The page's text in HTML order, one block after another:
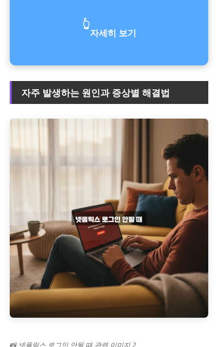
👆
자세히 보기
자주 발생하는 원인과 증상별 해결법
📸 넷플릭스 로그인 안될 때 관련 이미지 2